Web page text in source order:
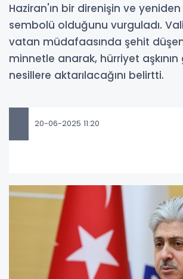
Haziran'ın bir direnişin ve yeniden
sembolü olduğunu vurguladı.
vatan müdafaasında şehit
minnetle anarak, hürriyet
nesillere aktarılacağını belirtti.
20-06-2025 11:20